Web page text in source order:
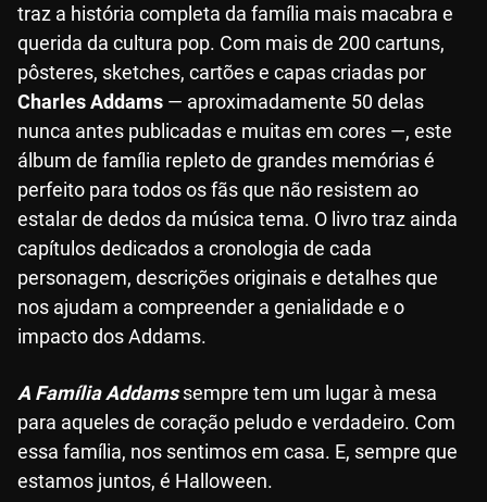
traz a história completa da família mais macabra e
querida da cultura pop. Com mais de 200 cartuns,
pôsteres, sketches, cartões e capas criadas por
Charles Addams — aproximadamente 50 delas
nunca antes publicadas e muitas em cores —, este
álbum de família repleto de grandes memórias é
perfeito para todos os fãs que não resistem ao
estalar de dedos da música tema. O livro traz ainda
capítulos dedicados a cronologia de cada
personagem, descrições originais e detalhes que
nos ajudam a compreender a genialidade e o
impacto dos Addams.
A Família Addams sempre tem um lugar à mesa
para aqueles de coração peludo e verdadeiro. Com
essa família, nos sentimos em casa. E, sempre que
estamos juntos, é Halloween.